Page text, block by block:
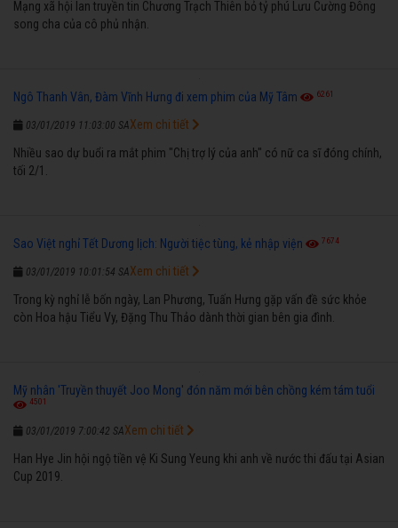
Mạng xã hội lan truyền tin Chương Trạch Thiên bỏ tỷ phú Lưu Cường Đông
song cha của cô phủ nhận.
Ngô Thanh Vân, Đàm Vĩnh Hưng đi xem phim của Mỹ Tâm 6261
03/01/2019 11:03:00 SA
Nhiều sao dự buổi ra mắt phim "Chị trợ lý của anh" có nữ ca sĩ đóng chính,
tối 2/1.
Xem chi tiết
Sao Việt nghỉ Tết Dương lịch: Người tiệc tùng, kẻ nhập viện 7674
03/01/2019 10:01:54 SA
Trong kỳ nghỉ lễ bốn ngày, Lan Phương, Tuấn Hưng gặp vấn đề sức khỏe
còn Hoa hậu Tiểu Vy, Đặng Thu Thảo dành thời gian bên gia đình.
Xem chi tiết
Mỹ nhân 'Truyền thuyết Joo Mong' đón năm mới bên chồng kém tám tuổi
4501
03/01/2019 7:00:42 SA
Han Hye Jin hội ngộ tiền vệ Ki Sung Yeung khi anh về nước thi đấu tại Asian
Cup 2019.
Xem chi tiết